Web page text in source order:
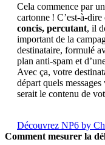
Cela commence par
cartonne ! C’est-à-dire
concis, percutant, il
important de la
destinataire, formulé
plan anti-spam et
Avec ça, votre
départ quels
serait le contenu de
Découvrez NP6 by
Comment mesurer la